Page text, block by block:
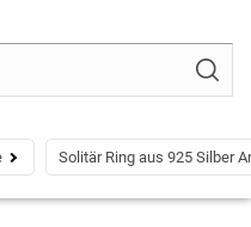
Solitär Ring aus 925 Silber